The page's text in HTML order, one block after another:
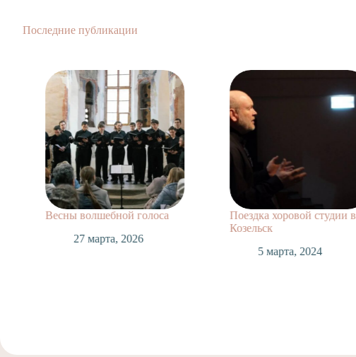
Последние публикации
Весны волшебной голоса
27 марта, 2026
Поездка хоровой студии в
Козельск
5 марта, 2024